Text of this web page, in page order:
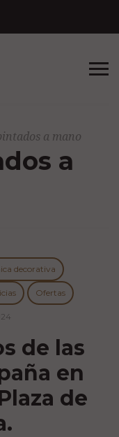
a mano
a
decorativa
Ofertas
de las
en
de